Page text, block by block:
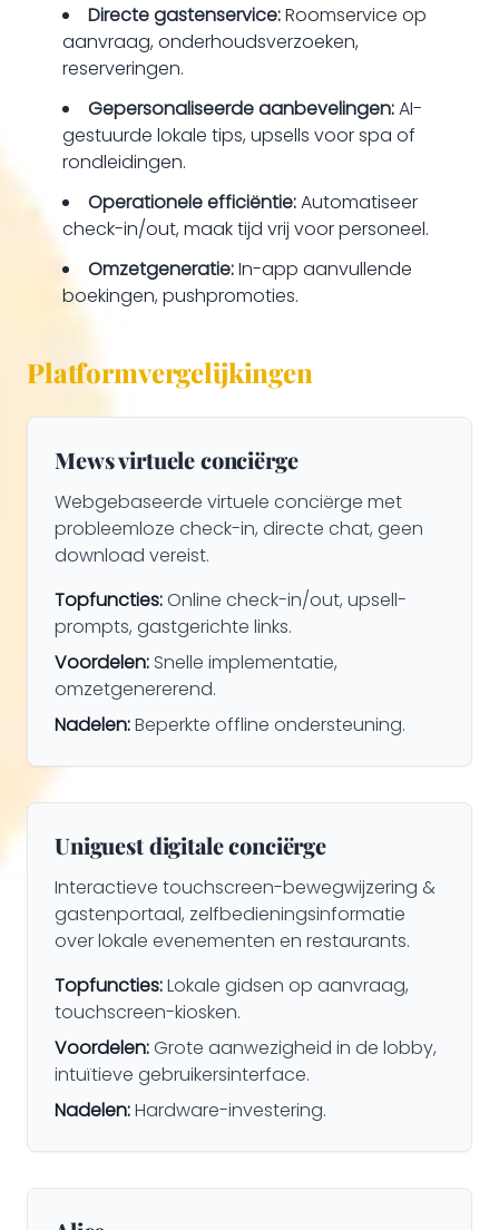
Directe gastenservice:Roomservice op
aanvraag, onderhoudsverzoeken,
reserveringen.
Gepersonaliseerde aanbevelingen:AI-
gestuurde lokale tips, upsells voor spa of
rondleidingen.
Operationele efficiëntie:Automatiseer
check-in/out, maak tijd vrij voor personeel.
Omzetgeneratie:In-app aanvullende
boekingen, pushpromoties.
Platformvergelijkingen
Mews virtuele conciërge
Webgebaseerde virtuele conciërge met
probleemloze check-in, directe chat, geen
download vereist.
Topfuncties:Online check-in/out, upsell-
prompts, gastgerichte links.
Voordelen: Snelle implementatie,
omzetgenererend.
Nadelen:Beperkte offline ondersteuning.
Uniguest digitale conciërge
Interactieve touchscreen-bewegwijzering &
gastenportaal, zelfbedieningsinformatie
over lokale evenementen en restaurants.
Topfuncties:Lokale gidsen op aanvraag,
touchscreen-kiosken.
Voordelen:Grote aanwezigheid in de lobby,
intuïtieve gebruikersinterface.
Nadelen:Hardware-investering.